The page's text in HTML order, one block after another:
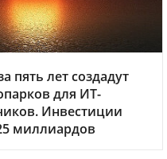
пять лет создадут
для ИТ-
Инвестиции
миллиардов